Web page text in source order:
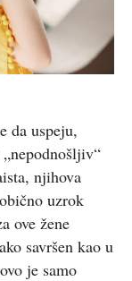
da uspeju,
njihova
uzrok
ove žene
savršen kao u
je samo